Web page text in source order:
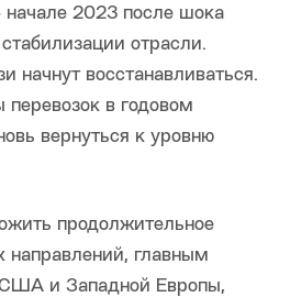
начале 2023 после шока
отрасли.
начнут восстанавливаться.
в годовом
вернуться к уровню
продолжительное
направлений, главным
США и Западной Европы,